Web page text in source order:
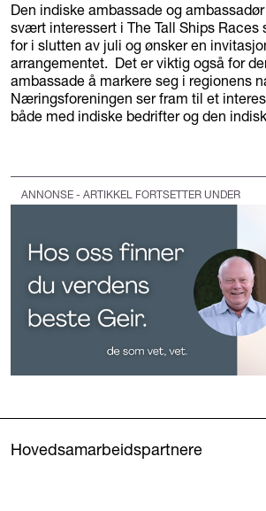
Den indiske ambassade og
svært interessert i The Tall Ships Races
for i slutten av juli og ønsker en
arrangementet. Det er viktig også for
ambassade å markere seg i regionens
Næringsforeningen ser fram til et
både med indiske bedrifter og den
ANNONSE - ARTIKKEL FORTSETTER UNDER
Hovedsamarbeidspartnere